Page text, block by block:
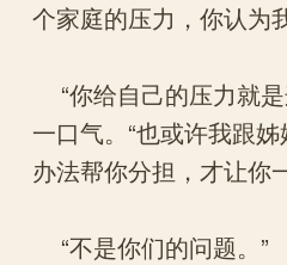
个家庭的压力，你认为
“你给自己的压力就
一口气。“也或许我跟
办法帮你分担，才让你
“不是你们的问题。”